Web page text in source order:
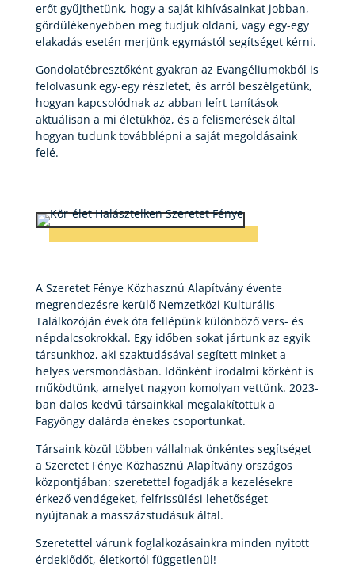
erőt gyűjthetünk, hogy a saját kihívásainkat jobban,
gördülékenyebben meg tudjuk oldani, vagy egy-egy
elakadás esetén merjünk egymástól segítséget kérni.
Gondolatébresztőként gyakran az Evangéliumokból is
felolvasunk egy-egy részletet, és arról beszélgetünk,
hogyan kapcsolódnak az abban leírt tanítások
aktuálisan a mi életükhöz, és a felismerések által
hogyan tudunk továbblépni a saját megoldásaink
felé.
A Szeretet Fénye Közhasznú Alapítvány évente
megrendezésre kerülő Nemzetközi Kulturális
Találkozóján évek óta fellépünk különböző vers- és
népdalcsokrokkal. Egy időben sokat jártunk az egyik
társunkhoz, aki szaktudásával segített minket a
helyes versmondásban. Időnként irodalmi körként is
működtünk, amelyet nagyon komolyan vettünk. 2023-
ban dalos kedvű társainkkal megalakítottuk a
Fagyöngy dalárda énekes csoportunkat.
Társaink közül többen vállalnak önkéntes segítséget
a Szeretet Fénye Közhasznú Alapítvány országos
központjában: szeretettel fogadják a kezelésekre
érkező vendégeket, felfrissülési lehetőséget
nyújtanak a masszázstudásuk által.
Szeretettel várunk foglalkozásainkra minden nyitott
érdeklődőt, életkortól függetlenül!